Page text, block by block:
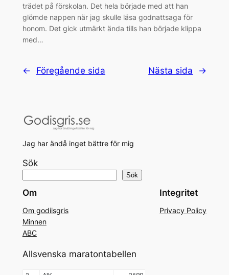
trädet på förskolan. Det hela började med att han
glömde nappen när jag skulle läsa godnattsaga för
honom. Det gick utmärkt ända tills han började klippa
med…
← Föregående sida Nästa sida →
Jag har ändå inget bättre för mig
Sök
Sök
Om
Om godiisgris
Minnen
ABC
Integritet
Privacy Policy
Allsvenska maratontabellen